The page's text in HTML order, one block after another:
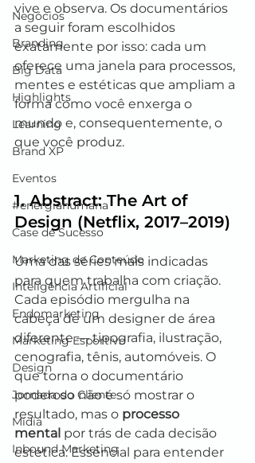
Negócios
Branding
Big Data
Highlights
Learning
Brand XP
Eventos
#energiahumana
Case de Sucesso
Marketing de Conteúdo
Inteligência Artificial
Endomarketing
Marketing Esportivo
Design
Jornada do Cliente
Mídia
Inbound Marketing
vive e observa. Os documentários
a seguir foram escolhidos
exatamente por isso: cada um
oferece uma janela para processos,
mentes e estéticas que ampliam a
forma como você enxerga o
mundo e, consequentemente, o
que você produz.
1. Abstract: The Art of
Design (Netflix, 2017–2019)
Uma das séries mais indicadas
para quem trabalha com criação.
Cada episódio mergulha na
cabeça de um designer de área
diferente — tipografia, ilustração,
cenografia, tênis, automóveis. O
que torna o documentário
poderoso não é só mostrar o
resultado, mas o processo
mental por trás de cada decisão
estética. Essencial para entender